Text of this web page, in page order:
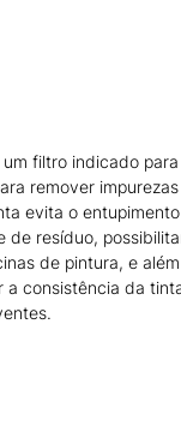
filtro indicado
remover
evita o
resíduo,
de pintura, e
consistência da